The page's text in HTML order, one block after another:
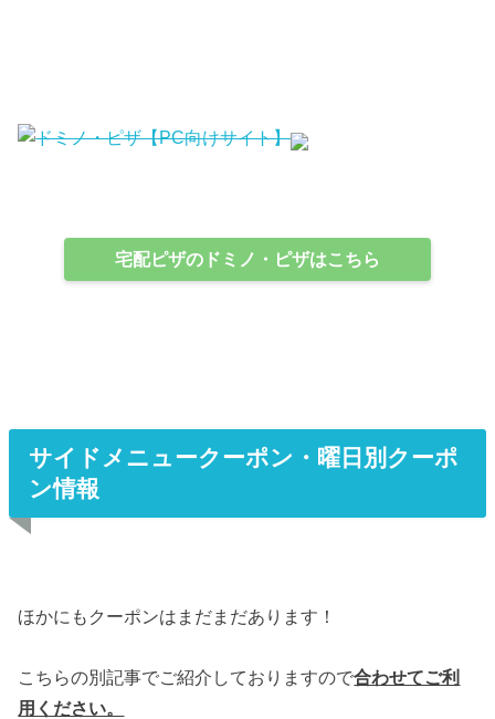
宅配ピザのドミノ・ピザはこちら
サイドメニュークーポン・曜日別クーポ
ン情報
ほかにもクーポンはまだまだあります！
こちらの別記事でご紹介しておりますので合わせてご利
用ください。